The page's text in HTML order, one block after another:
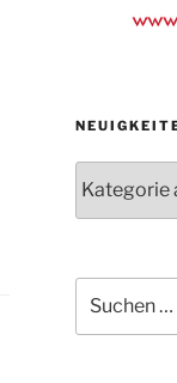
der
Abteilungen
nach: